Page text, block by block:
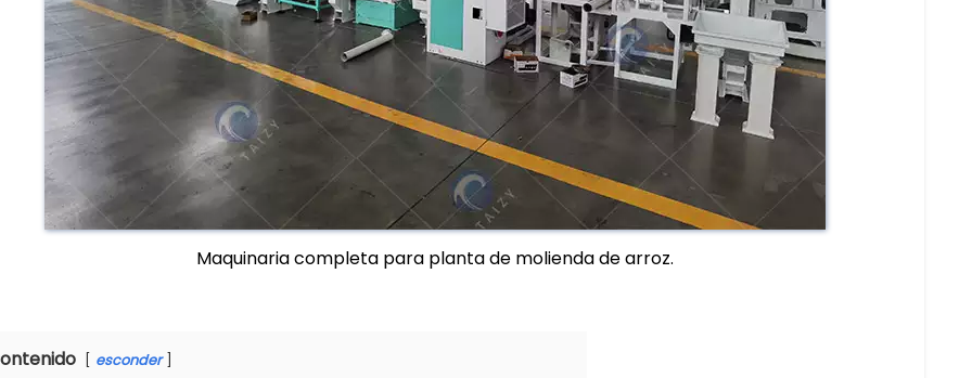
Maquinaria completa para planta de molienda de arroz.
esconder